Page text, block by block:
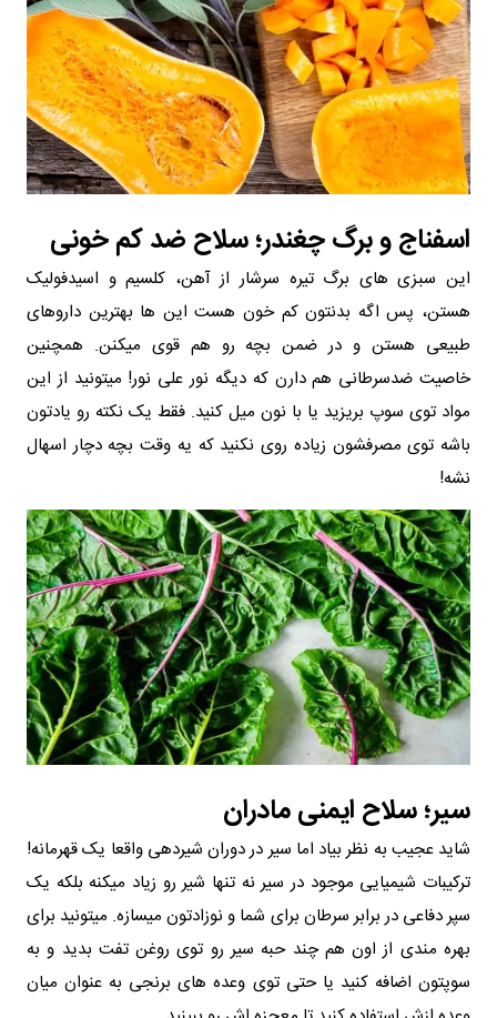
اسفناج و برگ چغندر؛ سلاح ضد کم‌ خونی
این سبزی‌ های برگ‌ تیره سرشار از آهن، کلسیم و اسیدفولیک
هستن، ‌پس اگه بدنتون کم‌ خون هست این‌ ها بهترین داروهای
طبیعی هستن و در ضمن بچه رو هم قوی میکنن. همچنین
خاصیت ضدسرطانی هم دارن که دیگه نور علی نور! میتونید از این
مواد توی سوپ بریزید یا با نون میل کنید. فقط یک نکته رو یادتون
باشه توی مصرفشون زیاده‌ روی نکنید که یه وقت بچه دچار اسهال
نشه!
سیر؛ سلاح ایمنی مادران
شاید عجیب به نظر بیاد اما سیر در دوران شیردهی واقعا یک قهرمانه!
ترکیبات شیمیایی موجود در سیر نه تنها شیر رو زیاد میکنه بلکه یک
سپر دفاعی در برابر سرطان برای شما و نوزادتون میسازه. میتونید برای
بهره مندی از اون هم چند حبه سیر رو توی روغن تفت بدید و به
سوپتون اضافه کنید یا حتی توی وعده‌ های برنجی به عنوان میان‌